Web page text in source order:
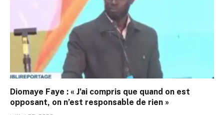
Diomaye Faye : « J’ai compris que quand on est
opposant, on n’est responsable de rien »